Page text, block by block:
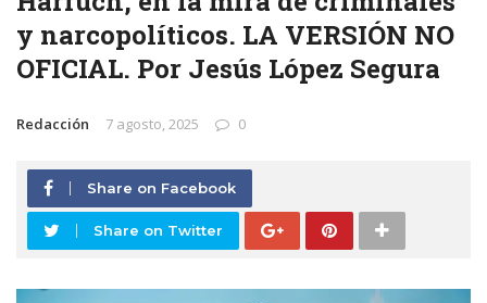
y narcopolíticos. LA VERSIÓN NO
OFICIAL. Por Jesús López Segura
Redacción 7 agosto, 2025 0
Share on Facebook
Share on Twitter